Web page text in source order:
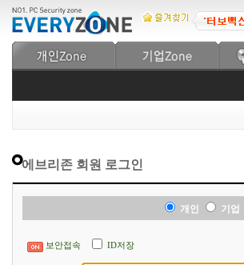
에브리존 회원 로그인
개인 기업
보안접속 ID저장